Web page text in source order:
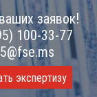
заявок!
100-33-77
экспертизу